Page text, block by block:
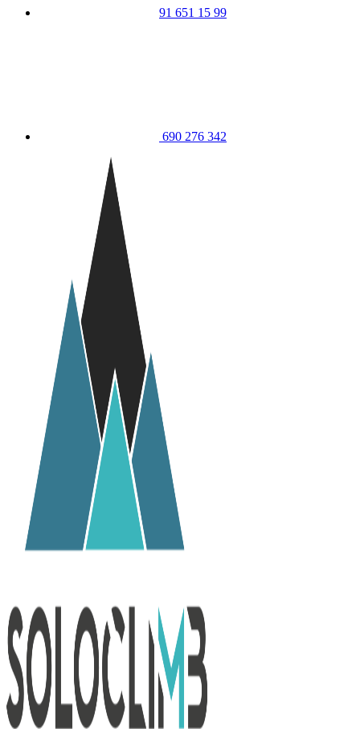
91 651 15 99
690 276 342